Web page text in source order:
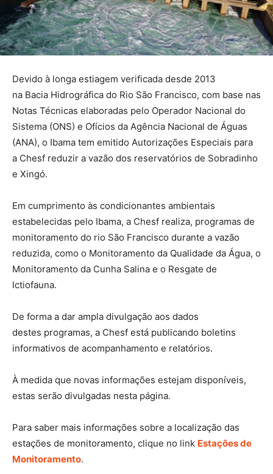
Devido à longa estiagem verificada desde 2013
na Bacia Hidrográfica do Rio São Francisco, com base nas
Notas Técnicas elaboradas pelo Operador Nacional do
Sistema (ONS) e Ofícios da Agência Nacional de Águas
(ANA), o Ibama tem emitido Autorizações Especiais para
a Chesf reduzir a vazão dos reservatórios de Sobradinho
e Xingó.
Em cumprimento às condicionantes ambientais
estabelecidas pelo Ibama, a Chesf realiza, programas de
monitoramento do rio São Francisco durante a vazão
reduzida, como o Monitoramento da Qualidade da Água, o
Monitoramento da Cunha Salina e o Resgate de
Ictiofauna.
De forma a dar ampla divulgação aos dados
destes programas, a Chesf está publicando boletins
informativos de acompanhamento e relatórios.
​​À medida que novas informações estejam disponíveis,
estas serão divulgadas nesta página.
Para saber mais informações sobre a localização das
estações de monitoramento, clique no link Estações de
Monitoramento.